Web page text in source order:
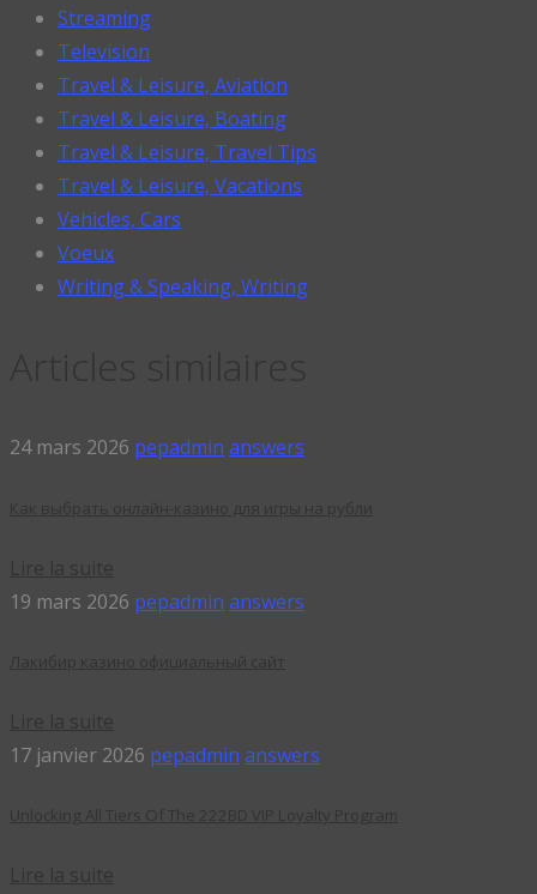
Streaming
Television
Travel & Leisure, Aviation
Travel & Leisure, Boating
Travel & Leisure, Travel Tips
Travel & Leisure, Vacations
Vehicles, Cars
Voeux
Writing & Speaking, Writing
24 mars 2026 pepadmin answers
19 mars 2026 pepadmin answers
17 janvier 2026 pepadmin answers